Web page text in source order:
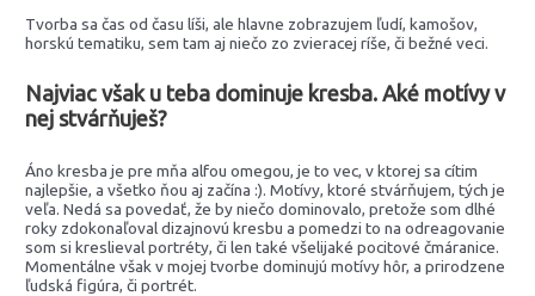
Tvorba sa čas od času líši, ale hlavne zobrazujem ľudí, kamošov,
horskú tematiku, sem tam aj niečo zo zvieracej ríše, či bežné veci.
Najviac však u teba dominuje kresba. Aké motívy v
nej stvárňuješ?
Áno kresba je pre mňa alfou omegou, je to vec, v ktorej sa cítim
najlepšie, a všetko ňou aj začína :). Motívy, ktoré stvárňujem, tých je
veľa. Nedá sa povedať, že by niečo dominovalo, pretože som dlhé
roky zdokonaľoval dizajnovú kresbu a pomedzi to na odreagovanie
som si kreslieval portréty, či len také všelijaké pocitové čmáranice.
Momentálne však v mojej tvorbe dominujú motívy hôr, a prirodzene
ľudská figúra, či portrét.